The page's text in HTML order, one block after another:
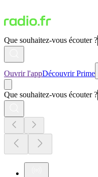
Que souhaitez-vous écouter ?
Ouvrir l'appDécouvrir Prime
Que souhaitez-vous écouter ?